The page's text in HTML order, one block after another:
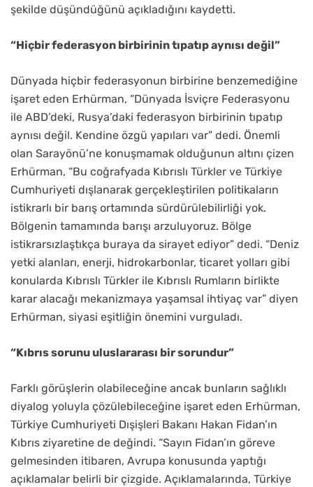
şekilde düşündüğünü açıkladığını kaydetti.
“Hiçbir federasyon birbirinin tıpatıp aynısı değil”
Dünyada hiçbir federasyonun birbirine benzemediğine
işaret eden Erhürman, “Dünyada İsviçre Federasyonu
ile ABD’deki, Rusya’daki federasyon birbirinin tıpatıp
aynısı değil. Kendine özgü yapıları var” dedi. Önemli
olan Sarayönü’ne konuşmamak olduğunun altını çizen
Erhürman, “Bu coğrafyada Kıbrıslı Türkler ve Türkiye
Cumhuriyeti dışlanarak gerçekleştirilen politikaların
istikrarlı bir barış ortamında sürdürülebilirliği yok.
Bölgenin tamamında barışı arzuluyoruz. Bölge
istikrarsızlaştıkça buraya da sirayet ediyor” dedi. “Deniz
yetki alanları, enerji, hidrokarbonlar, ticaret yolları gibi
konularda Kıbrıslı Türkler ile Kıbrıslı Rumların birlikte
karar alacağı mekanizmaya yaşamsal ihtiyaç var” diyen
Erhürman, siyasi eşitliğin önemini vurguladı.
“Kıbrıs sorunu uluslararası bir sorundur”
Farklı görüşlerin olabileceğine ancak bunların sağlıklı
diyalog yoluyla çözülebileceğine işaret eden Erhürman,
Türkiye Cumhuriyeti Dışişleri Bakanı Hakan Fidan’ın
Kıbrıs ziyaretine de değindi. “Sayın Fidan’ın göreve
gelmesinden itibaren, Avrupa konusunda yaptığı
açıklamalar belirli bir çizgide. Açıklamalarında, Türkiye